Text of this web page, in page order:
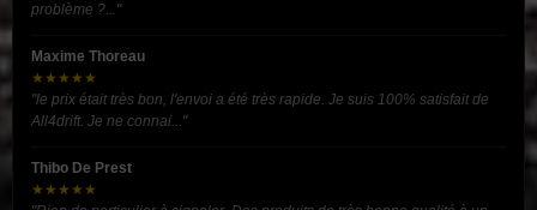
problème ?..."
Maxime Thoreau
★★★★★
"le prix était très bon, l'envoi a été très rapide. Je suis 100% satisfait de
All4drift. Je ne connai..."
Thibo De Prest
★★★★★